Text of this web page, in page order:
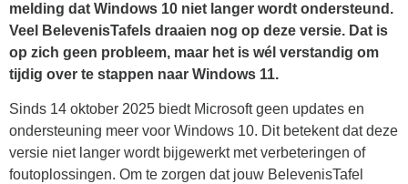
melding dat Windows 10 niet langer wordt ondersteund.
Veel BelevenisTafels draaien nog op deze versie. Dat is
op zich geen probleem, maar het is wél verstandig om
tijdig over te stappen naar Windows 11.
Sinds 14 oktober 2025 biedt Microsoft geen updates en
ondersteuning meer voor Windows 10. Dit betekent dat deze
versie niet langer wordt bijgewerkt met verbeteringen of
foutoplossingen. Om te zorgen dat jouw BelevenisTafel